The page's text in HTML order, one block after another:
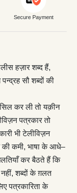
Secure Payment
हज़ार शब्द हैं,
सौ शब्दों की
कर ली तो यक़ीन
पत्रकार तो
भी टेलीविज़न
की कमी, भाषा के आधे–
कर बैठते हैं कि
शब्दों के ग़लत
पत्रकारिता के